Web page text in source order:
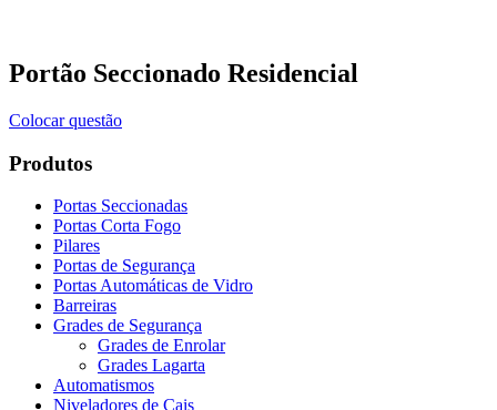
Portão Seccionado Residencial
Colocar questão
Produtos
Portas Seccionadas
Portas Corta Fogo
Pilares
Portas de Segurança
Portas Automáticas de Vidro
Barreiras
Grades de Segurança
Grades de Enrolar
Grades Lagarta
Automatismos
Niveladores de Cais